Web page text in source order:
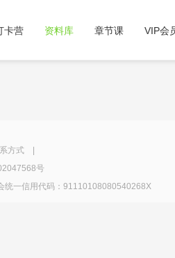
卡营 资料库 章节课 VIP会
方式|
号
一信用代码：91110108080540268X